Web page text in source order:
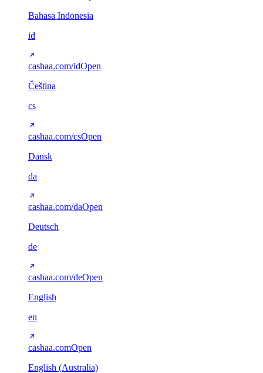
Bahasa Indonesia
id
cashaa.com/idOpen
Čeština
cs
cashaa.com/csOpen
Dansk
da
cashaa.com/daOpen
Deutsch
de
cashaa.com/deOpen
English
en
cashaa.comOpen
English (Australia)